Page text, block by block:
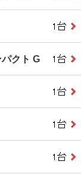
クト G